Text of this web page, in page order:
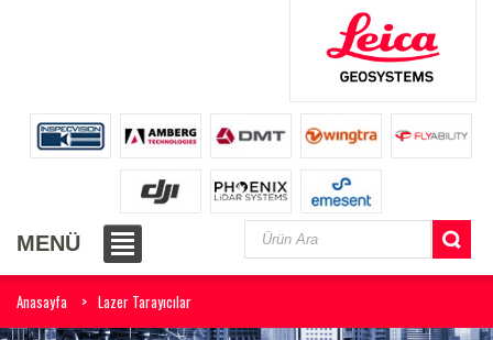
MENÜ
Anasayfa Lazer Tarayıcılar